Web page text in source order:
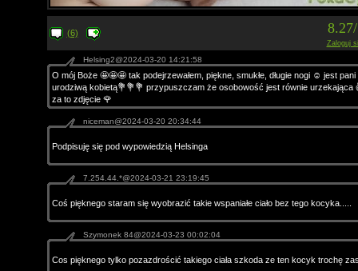
(6)
Zaloguj
Helsing2@2024-03-20 14:21:58
O mój Boże 🤩🤩🤩 tak podejrzewałem, piękne, smukłe, długie nogi ☺️ jest
urodziwą kobietą💐💐💐 przypuszczam że osobowość jest równie urzekająca
za to zdjęcie 🌹
niceman@2024-03-20 20:34:44
Podpisuję się pod wypowiedzią Helsinga
7.254.44.*@2024-03-21 23:19:45
Coś pięknego staram się wyobrazić takie wspaniałe ciało bez tego kocyka.....
Szymonek 84@2024-03-23 00:02:04
Cos pięknego tylko pozazdrościć takiego ciała szkoda ze ten kocyk trochę